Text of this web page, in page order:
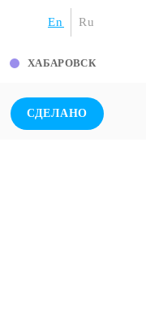
En Ru
ХАБАРОВСК
СДЕЛАНО